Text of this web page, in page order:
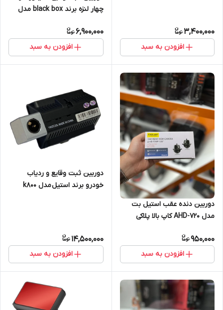
3,400,000
افزودن به سبد
چهار لنزه برند black box مدل
6,900,000
افزودن به سبد
دوربین دنده عقب استیل بت
مدل AHD-720 کاپ بالا پلاکی
950,000
افزودن به سبد
دوربین ثبت وقایع و ردیاب
خودرو برند استیل مدل k800
14,500,000
افزودن به سبد